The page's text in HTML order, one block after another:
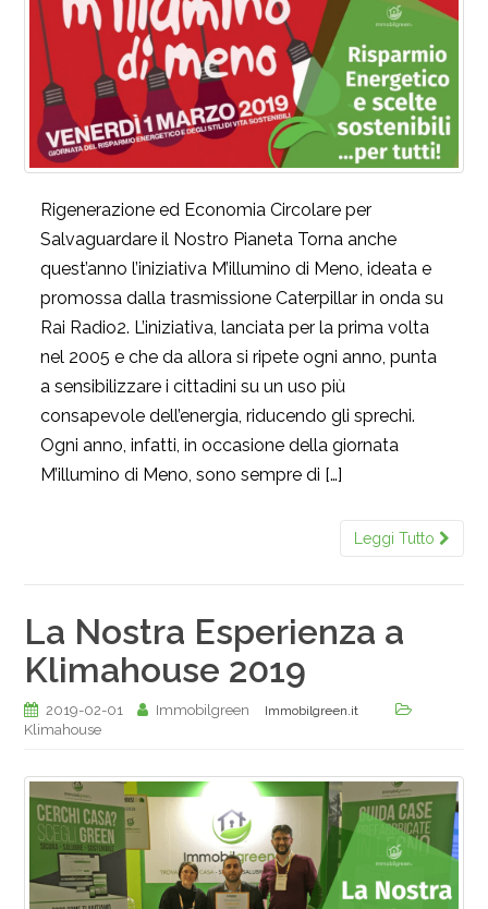
Rigenerazione ed Economia Circolare per
Salvaguardare il Nostro Pianeta Torna anche
quest’anno l’iniziativa M’illumino di Meno, ideata e
promossa dalla trasmissione Caterpillar in onda su
Rai Radio2. L’iniziativa, lanciata per la prima volta
nel 2005 e che da allora si ripete ogni anno, punta
a sensibilizzare i cittadini su un uso più
consapevole dell’energia, riducendo gli sprechi.
Ogni anno, infatti, in occasione della giornata
M’illumino di Meno, sono sempre di […]
Leggi Tutto
La Nostra Esperienza a
Klimahouse 2019
2019-02-01 Immobilgreen Immobilgreen.it
Klimahouse